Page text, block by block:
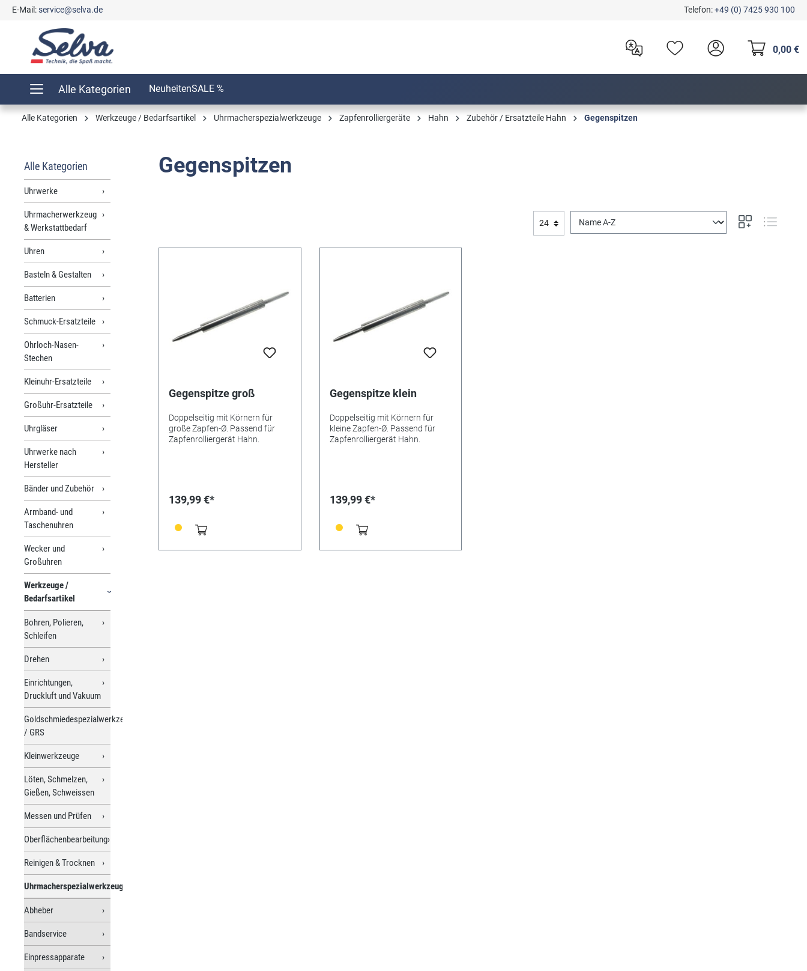
Zur Hauptnavigation springen
E-Mail:service@selva.de Telefon:+49 (0) 7425 930 100
0,00 €
Alle Kategorien NeuheitenSALE %
Alle Kategorien Werkzeuge / Bedarfsartikel Uhrmacherspezialwerkzeuge Zapfenrolliergeräte Hahn Zubehör / Ersatzteile Hahn Gegenspitzen
Alle Kategorien
Uhrwerke
Uhrmacherwerkzeug
& Werkstattbedarf
Uhren
Basteln & Gestalten
Batterien
Schmuck-Ersatzteile
Ohrloch-Nasen-
Stechen
Kleinuhr-Ersatzteile
Großuhr-Ersatzteile
Uhrgläser
Uhrwerke nach
Hersteller
Bänder und Zubehör
Armband- und
Taschenuhren
Wecker und
Großuhren
Werkzeuge /
Bedarfsartikel
Bohren, Polieren,
Schleifen
Drehen
Einrichtungen,
Druckluft und Vakuum
Goldschmiedespezialwerkzeuge
/ GRS
Kleinwerkzeuge
Löten, Schmelzen,
Gießen, Schweissen
Messen und Prüfen
Oberflächenbearbeitung
Reinigen & Trocknen
Uhrmacherspezialwerkzeuge
Abheber
Bandservice
Einpressapparate
Gegenspitzen
Gegenspitze groß
Doppelseitig mit Körnern für
große Zapfen-Ø. Passend für
Zapfenrolliergerät Hahn.
139,99 €*
Gegenspitze klein
Doppelseitig mit Körnern für
kleine Zapfen-Ø. Passend für
Zapfenrolliergerät Hahn.
139,99 €*